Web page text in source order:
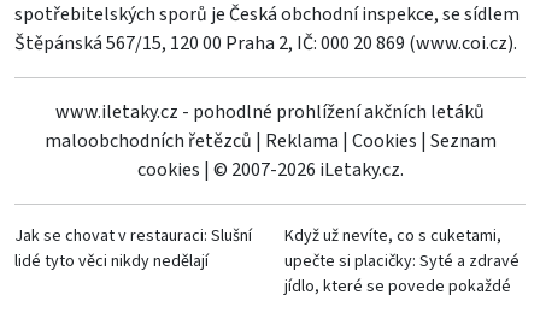
spotřebitelských sporů je Česká obchodní inspekce, se sídlem
Štěpánská 567/15, 120 00 Praha 2, IČ: 000 20 869 (www.coi.cz).
www.iletaky.cz - pohodlné prohlížení akčních letáků
maloobchodních řetězců | Reklama | Cookies | Seznam
cookies | © 2007-2026 iLetaky.cz.
Jak se chovat v restauraci: Slušní
lidé tyto věci nikdy nedělají
Když už nevíte, co s cuketami,
upečte si placičky: Syté a zdravé
jídlo, které se povede pokaždé